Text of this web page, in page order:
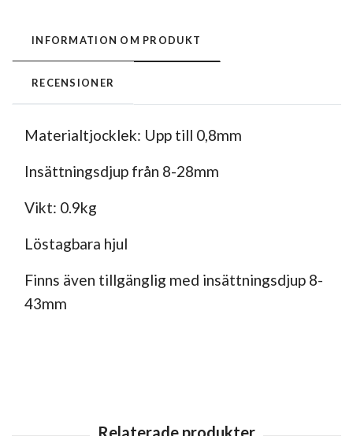
INFORMATION OM PRODUKT
RECENSIONER
Materialtjocklek: Upp till 0,8mm
Insättningsdjup från 8-28mm
Vikt: 0.9kg
Löstagbara hjul
Finns även tillgänglig med insättningsdjup 8-
43mm